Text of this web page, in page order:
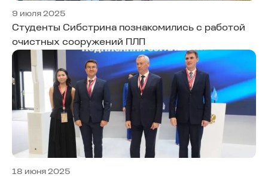
9 июля 2025
Студенты Сибстрина познакомились с работой
очистных сооружений ПЛП
18 июня 2025